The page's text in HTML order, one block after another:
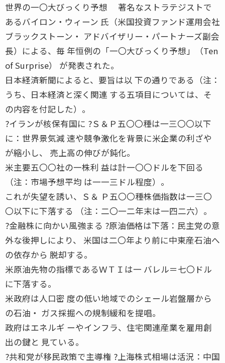
世界の一〇大びっくり予想 著名なストラテジストで
あるバイロン・ウィーン 氏（米国投資ファンド運用会社
ブラックストーン・ アドバイザリー・パートナーズ副会
長）による、毎 年恒例の「一〇大びっくり予想」（Ten
of Surprise） が発表された。
日本経済新聞によると、要旨は以 下の通りである（注：
うち、日本経済と深く関連 する五項目については、そ
の内容を付記した）。
?イランが核保有国に ?Ｓ＆Ｐ五〇〇種は一三〇〇以下
に：世界景気減 速や競争激化を背景に米企業の利ざや
が縮小し、 売上高の伸びが鈍化。
米主要五〇〇社の一株利 益は計一〇〇ドルを下回る
（注：市場予想平均 は一一三ドル程度）。
これが失望を誘い、Ｓ＆ Ｐ五〇〇種株価指数は一三〇
〇以下に下落する （注：二〇一二年末は一四二六）。
?金融株に向かい風強まる ?原油価格は下落：民主党の意
外な後押しにより、 米国は二〇年より前に中東産石油へ
の依存から 脱却する。
米原油先物の指標であるＷＴＩは一 バレル＝七〇ドル
に下落する。
米政府は人口密 度の低い地域でのシェール岩盤層から
の石油・ ガス採掘への規制緩和を提唱。
政府はエネルギ ーやインフラ、住宅関連産業を雇用創
出の鍵と 見ている。
?共和党が移民政策で主導権 ?上海株式相場は活況：中国